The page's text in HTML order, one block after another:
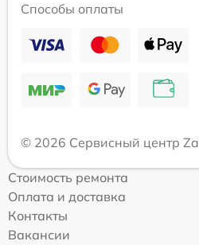
Способы оплаты
© 2026 Сервисный центр
Стоимость ремонта
Оплата и доставка
Контакты
Вакансии